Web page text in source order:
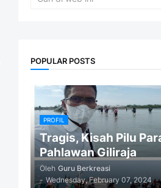
POPULAR POSTS
PROFIL
Tragis, Kisah Pilu
Pahlawan Giliraja
Oleh Guru Berkreasi
- Wednesday, February 07, 2024